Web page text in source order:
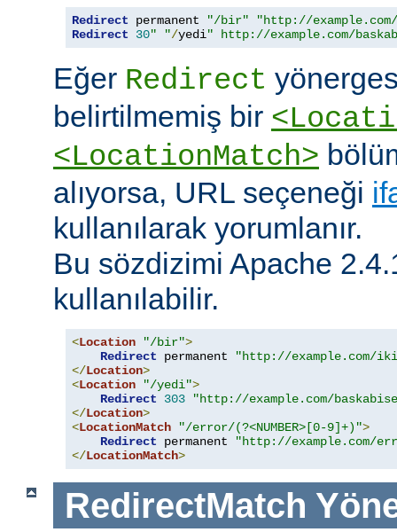
Redirect permanent "/bir"
"http://
Redirect
30" "/yedi" http://example.com/
Eğer Redirect
belirtilmemiş bir
<LocationMatch>
alıyorsa, URL seçeneği
kullanılarak yorumlanır.
Bu sözdizimi Apache
kullanılabilir.
<Location "/bir">
Redirect permanent
"http://example.com/
</Location>
<Location "/yedi">
Redirect
303
"http://example.com/
</Location>
<LocationMatch "/error/(?<NUMBER>[0-9]+)">
Redirect permanent
"http://example.com/
</LocationMatch>
RedirectMatch